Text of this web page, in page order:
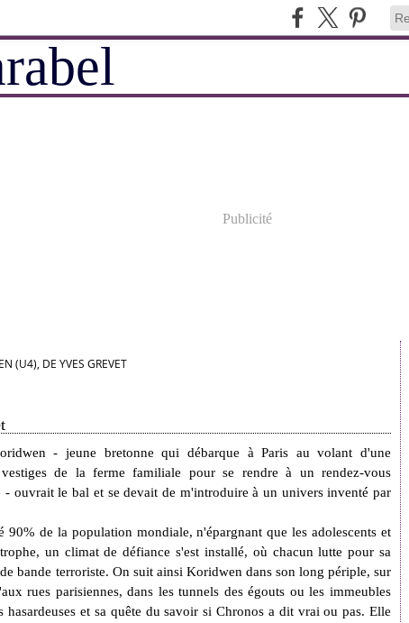
Publicité
(U4), DE YVES GREVET
- jeune bretonne qui débarque à Paris au volant d'une
de la ferme familiale pour se rendre à un rendez-vous
ouvrait le bal et se devait de m'introduire à un univers inventé par
de la population mondiale, n'épargnant que les adolescents et
un climat de défiance s'est installé, où chacun lutte pour sa
bande terroriste. On suit ainsi Koridwen dans son long périple, sur
rues parisiennes, dans les tunnels des égouts ou les immeubles
hasardeuses et sa quête du savoir si Chronos a dit vrai ou pas. Elle